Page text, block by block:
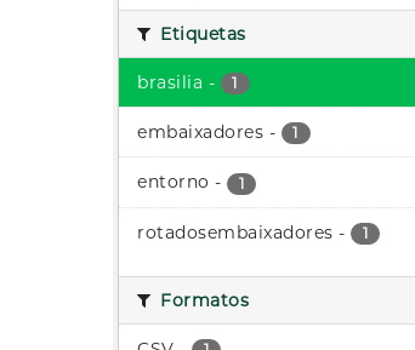
Etiquetas
brasilia - 1
embaixadores - 1
entorno - 1
rotadosembaixadores - 1
Formatos